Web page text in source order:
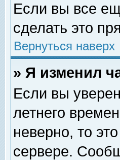
Если вы все
сделать это
Вернуться наверх
» Я изменил
Если вы
летнего
неверно, то
сервере.